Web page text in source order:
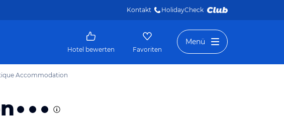
Kontakt HolidayCheck
Hotel bewerten Favoriten
Menü
Accommodation